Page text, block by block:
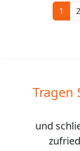
1 2
Tragen
und